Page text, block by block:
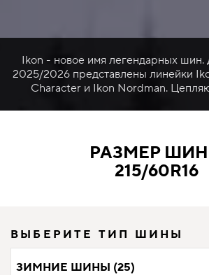
Ikon - новое имя легендарных шин.
2025/2026 представлены линейки
Character и Ikon Nordman.
РАЗМЕР
215/60R16
ВЫБЕРИТЕ ТИП ШИНЫ
ЗИМНИЕ ШИНЫ (25)